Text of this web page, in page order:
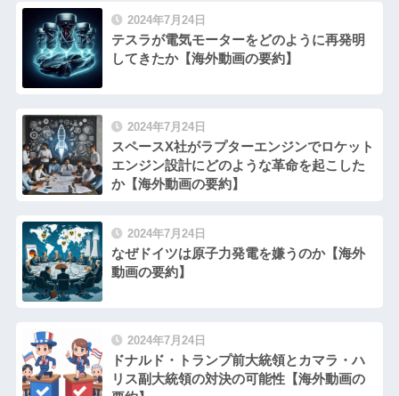
2024年7月24日
テスラが電気モーターをどのように再発明
してきたか【海外動画の要約】
2024年7月24日
スペースX社がラプターエンジンでロケット
エンジン設計にどのような革命を起こした
か【海外動画の要約】
2024年7月24日
なぜドイツは原子力発電を嫌うのか【海外
動画の要約】
2024年7月24日
ドナルド・トランプ前大統領とカマラ・ハ
リス副大統領の対決の可能性【海外動画の